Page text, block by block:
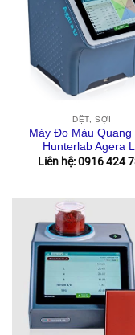
DỆT, SỢI
Máy Đo Màu Quang
Hunterlab Agera
Liên hệ: 0916 424